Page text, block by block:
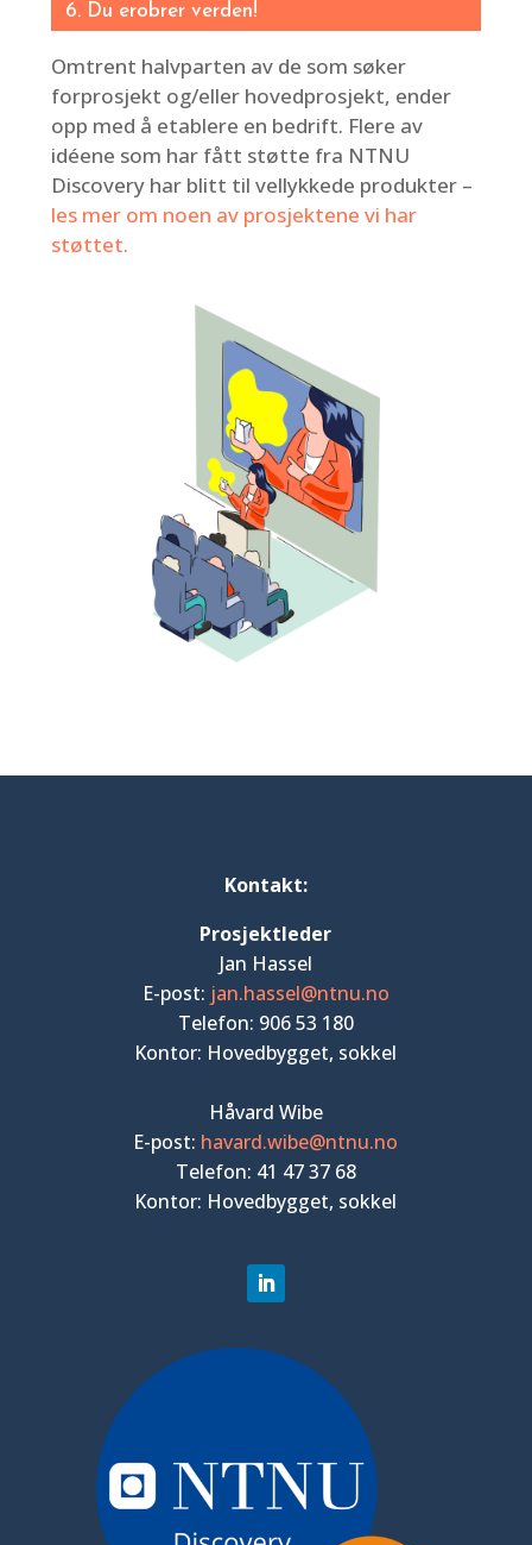
6. Du erobrer verden!
Omtrent halvparten av de som søker
forprosjekt og/eller hovedprosjekt, ender
opp med å etablere en bedrift. Flere av
idéene som har fått støtte fra NTNU
Discovery har blitt til vellykkede produkter –
les mer om noen av prosjektene vi har
støttet.
Kontakt:
Prosjektleder
Jan Hassel
E-post: jan.hassel@ntnu.no
Telefon: 906 53 180
Kontor: Hovedbygget, sokkel
Håvard Wibe
E-post: havard.wibe@ntnu.no
Telefon: 41 47 37 68
Kontor: Hovedbygget, sokkel